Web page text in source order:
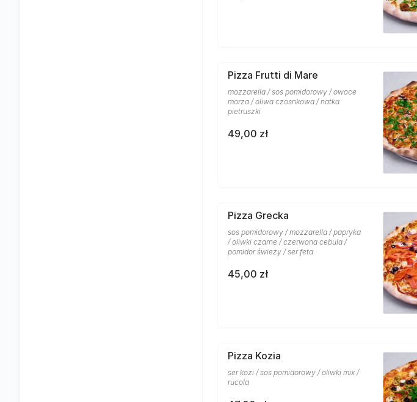
Pizza Frutti di Mare
mozzarella / sos pomidorowy / owoce
morza / oliwa czosnkowa / natka
pietruszki
49,00 zł
Pizza Grecka
sos pomidorowy / mozzarella / papryka
/ oliwki czarne / czerwona cebula /
pomidor świeży / ser feta
45,00 zł
Pizza Kozia
ser kozi / sos pomidorowy / oliwki mix /
rucola